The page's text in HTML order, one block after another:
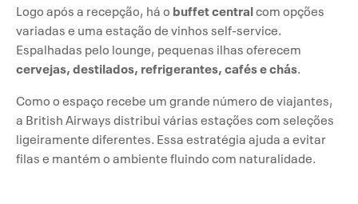
Logo após a recepção, há o buffet centralcom opções
variadas e uma estação de vinhos self-service.
Espalhadas pelo lounge, pequenas ilhas oferecem
cervejas, destilados, refrigerantes, cafés e chás.
Como o espaço recebe um grande número de viajantes,
a British Airways distribui várias estações com seleções
ligeiramente diferentes. Essa estratégia ajuda a evitar
filas e mantém o ambiente fluindo com naturalidade.